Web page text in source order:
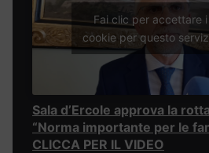
Fai clic per accettare i
cookie per questo
Sala d’Ercole approva la
“Norma importante per le
CLICCA PER IL VIDEO